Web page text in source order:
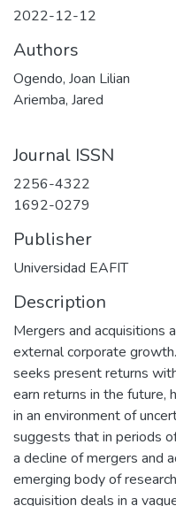
2022-12-12
Authors
Ogendo, Joan Lilian
Ariemba, Jared
Journal ISSN
2256-4322
1692-0279
Publisher
Universidad EAFIT
Description
Mergers and acquisitions
external corporate
seeks present returns
earn returns in the future,
in an environment of
suggests that in periods
a decline of mergers and
emerging body of
acquisition deals in a